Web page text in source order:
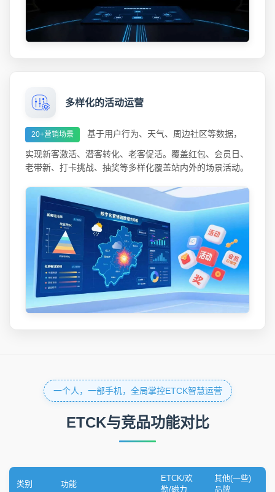
多样化的活动运营
20+营销场景 基于用户行为、天气、周边社区等数据，
实现新客激活、潜客转化、老客促活。覆盖红包、会员日、
老带新、打卡挑战、抽奖等多样化覆盖站内外的场景活动。
一个人，一部手机，全局掌控ETCK智慧运营
ETCK与竞品功能对比
类别 功能
ETCK/欢
勒/磁力
其他(一些)
品牌